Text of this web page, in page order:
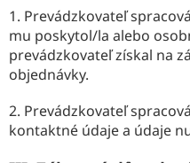
1. Prevádzkovateľ
mu poskytol/la alebo
prevádzkovateľ získal na
objednávky.
2. Prevádzkovateľ
kontaktné údaje a údaje